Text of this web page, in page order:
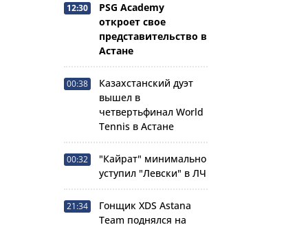
12:30
PSG Academy
откроет свое
представительство в
Астане
00:38
Казахстанский дуэт
вышел в
четвертьфинал World
Tennis в Астане
00:32
"Кайрат" минимально
уступил "Левски" в ЛЧ
21:34
Гонщик XDS Astana
Team поднялся на